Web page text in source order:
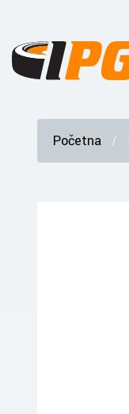
Početna